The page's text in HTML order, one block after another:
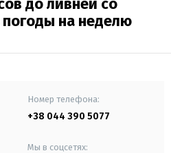
на неделю
Номер телефона:
+38 044 390 5077
Мы в соцсетях: